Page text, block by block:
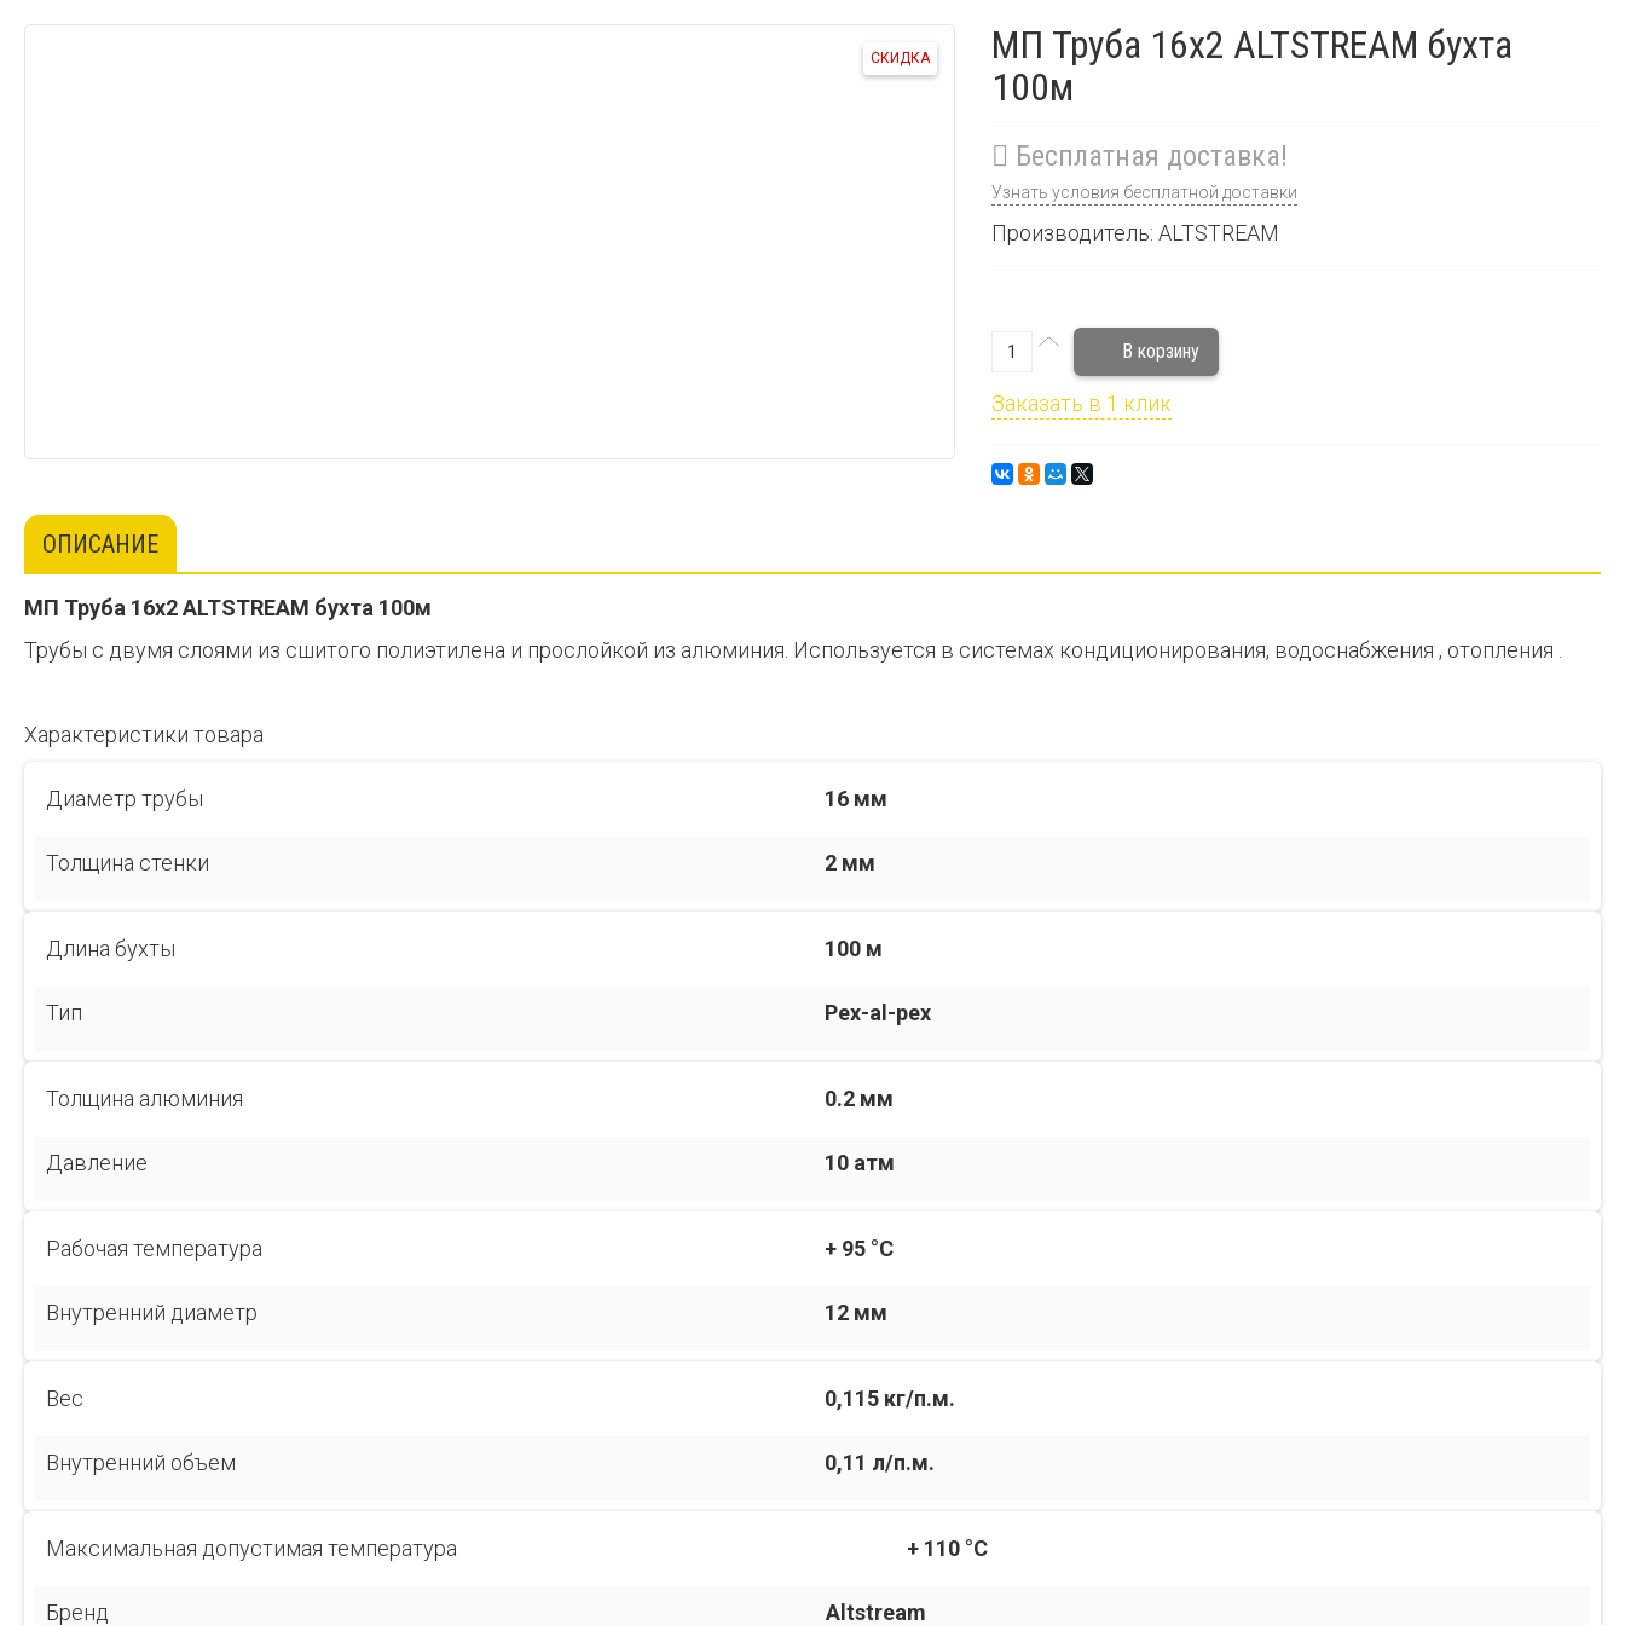
СКИДКА
МП Труба 16х2 ALTSTREAM бухта
100м
Бесплатная доставка!
Узнать условия бесплатной доставки
Производитель: ALTSTREAM
Заказать в 1 клик
ОПИСАНИЕ
МП Труба 16х2 ALTSTREAM бухта 100м
Трубы с двумя слоями из сшитого полиэтилена и прослойкой из алюминия. Используется в системах кондиционирования, водоснабжения , отопления .
Характеристики товара
Диаметр трубы 16 мм
Толщина стенки 2 мм
Длина бухты 100 м
Тип Pex-al-pex
Толщина алюминия 0.2 мм
Давление 10 атм
Рабочая температура + 95 °С
Внутренний диаметр 12 мм
Вес 0,115 кг/п.м.
Внутренний объем 0,11 л/п.м.
Максимальная допустимая температура + 110 °С
Бренд Altstream